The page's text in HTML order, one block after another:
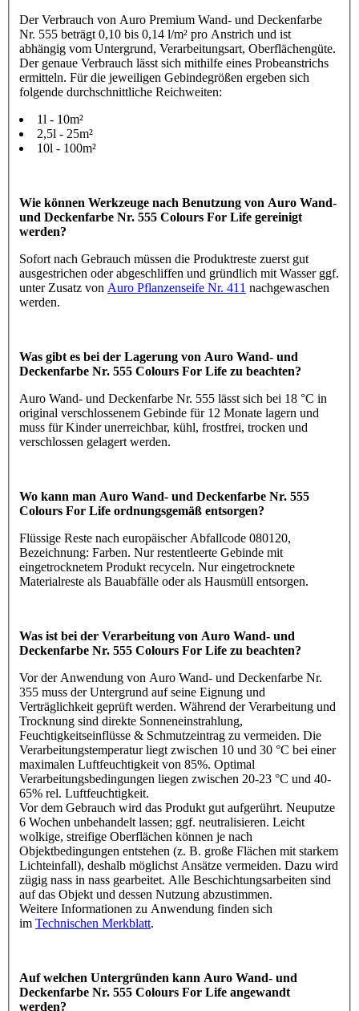
Der Verbrauch von Auro Premium Wand- und Deckenfarbe
Nr. 555 beträgt 0,10 bis 0,14 l/m² pro Anstrich und ist
abhängig vom Untergrund, Verarbeitungsart, Oberflächengüte.
Der genaue Verbrauch lässt sich mithilfe eines Probeanstrichs
ermitteln. Für die jeweiligen Gebindegrößen ergeben sich
folgende durchschnittliche Reichweiten:
1l - 10m²
2,5l - 25m²
10l - 100m²
Wie können Werkzeuge nach Benutzung von Auro Wand-
und Deckenfarbe Nr. 555 Colours For Life gereinigt
werden?
Sofort nach Gebrauch müssen die Produktreste zuerst gut
ausgestrichen oder abgeschliffen und gründlich mit Wasser ggf.
unter Zusatz von Auro Pflanzenseife Nr. 411 nachgewaschen
werden.
Was gibt es bei der Lagerung von Auro Wand- und
Deckenfarbe Nr. 555 Colours For Life zu beachten?
Auro Wand- und Deckenfarbe Nr. 555 lässt sich bei 18 °C in
original verschlossenem Gebinde für 12 Monate lagern und
muss für Kinder unerreichbar, kühl, frostfrei, trocken und
verschlossen gelagert werden.
Wo kann man Auro Wand- und Deckenfarbe Nr. 555
Colours For Life ordnungsgemäß entsorgen?
Flüssige Reste nach europäischer Abfallcode 080120,
Bezeichnung: Farben. Nur restentleerte Gebinde mit
eingetrocknetem Produkt recyceln. Nur eingetrocknete
Materialreste als Bauabfälle oder als Hausmüll entsorgen.
Was ist bei der Verarbeitung von Auro Wand- und
Deckenfarbe Nr. 555 Colours For Life zu beachten?
Vor der Anwendung von Auro Wand- und Deckenfarbe Nr.
355 muss der Untergrund auf seine Eignung und
Verträglichkeit geprüft werden. Während der Verarbeitung und
Trocknung sind direkte Sonneneinstrahlung,
Feuchtigkeitseinflüsse & Schmutzeintrag zu vermeiden. Die
Verarbeitungstemperatur liegt zwischen 10 und 30 °C bei einer
maximalen Luftfeuchtigkeit von 85%. Optimal
Verarbeitungsbedingungen liegen zwischen 20-23 °C und 40-
65% rel. Luftfeuchtigkeit.
Vor dem Gebrauch wird das Produkt gut aufgerührt. Neuputze
6 Wochen unbehandelt lassen; ggf. neutralisieren. Leicht
wolkige, streifige Oberflächen können je nach
Objektbedingungen entstehen (z. B. große Flächen mit starkem
Lichteinfall), deshalb möglichst Ansätze vermeiden. Dazu wird
zügig nass in nass gearbeitet. Alle Beschichtungsarbeiten sind
auf das Objekt und dessen Nutzung abzustimmen.
Weitere Informationen zu Anwendung finden sich
im Technischen Merkblatt.
Auf welchen Untergründen kann Auro Wand- und
Deckenfarbe Nr. 555 Colours For Life angewandt
werden?